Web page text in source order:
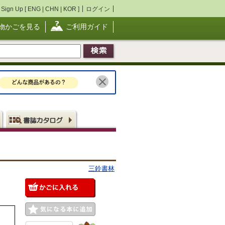
Sign Up [ ENG | CHN | KOR ] ログイン
かごを見る ご利用ガイド
三鈴書林